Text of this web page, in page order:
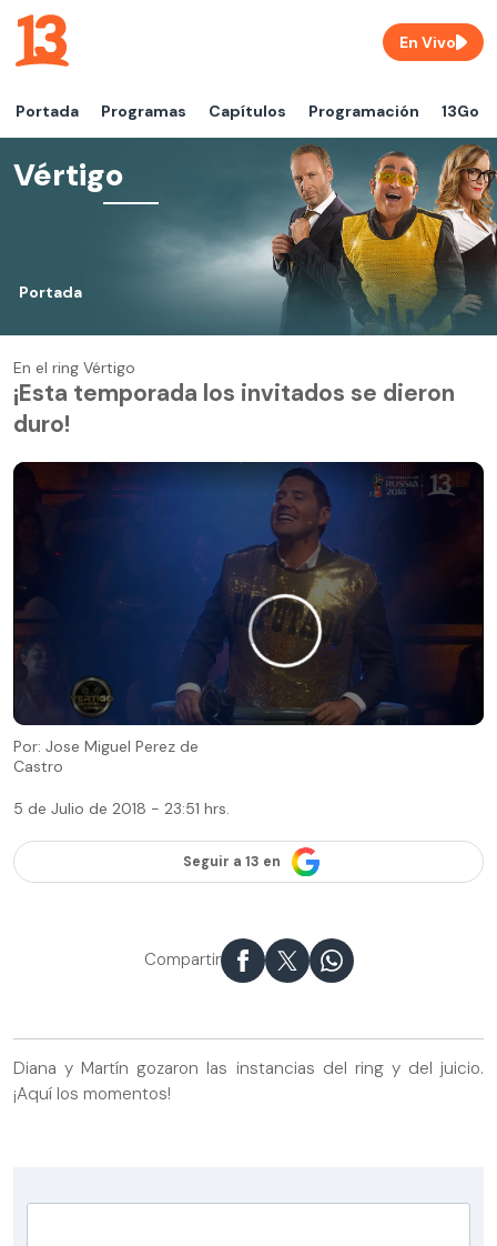
Portada Programas Capítulos Programación 13Go
En Vivo
Vértigo
Portada
En el ring Vértigo
¡Esta temporada los invitados se dieron
duro!
Por: Jose Miguel Perez de
Castro
5 de Julio de 2018 - 23:51 hrs.
Seguir a 13 en
Compartir
Diana y Martín gozaron las instancias del ring y del juicio.
¡Aquí los momentos!